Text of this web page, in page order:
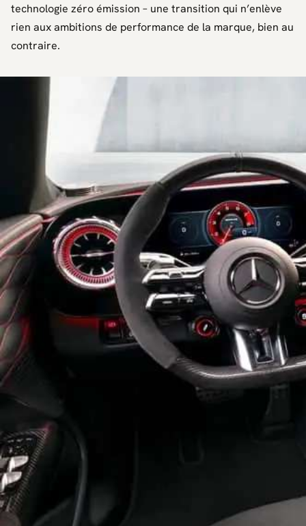
technologie zéro émission – une transition qui n’enlève
rien aux ambitions de performance de la marque, bien au
contraire.